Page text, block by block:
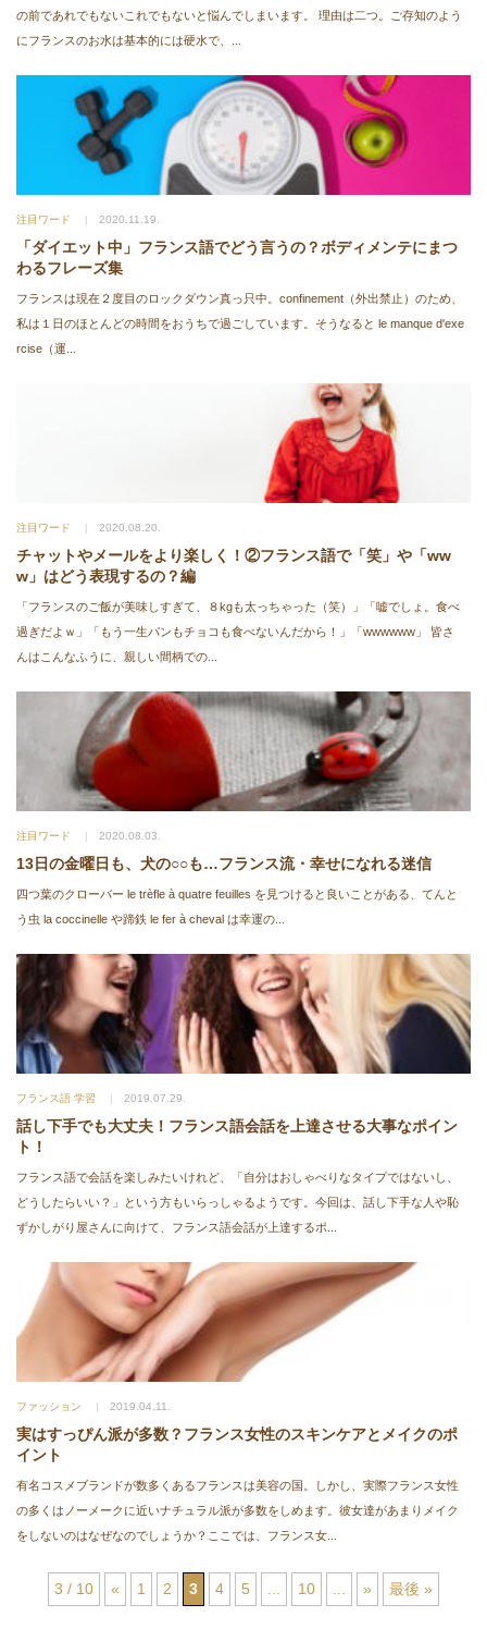
の前であれでもないこれでもないと悩んでしまいます。 理由は二つ。ご存知のよう
にフランスのお水は基本的には硬水で、...
注目ワード 2020.11.19.
「ダイエット中」フランス語でどう言うの？ボディメンテにまつ
わるフレーズ集
フランスは現在２度目のロックダウン真っ只中。confinement（外出禁止）のため、
私は１日のほとんどの時間をおうちで過ごしています。そうなると le manque d'exe
rcise（運...
注目ワード 2020.08.20.
チャットやメールをより楽しく！②フランス語で「笑」や「ww
w」はどう表現するの？編
「フランスのご飯が美味しすぎて、８kgも太っちゃった（笑）」「嘘でしょ。食べ
過ぎだよｗ」「もう一生パンもチョコも食べないんだから！」「wwwwww」 皆さ
んはこんなふうに、親しい間柄での...
注目ワード 2020.08.03.
13日の金曜日も、犬の○○も…フランス流・幸せになれる迷信
四つ葉のクローバー le trèfle à quatre feuilles を見つけると良いことがある、てんと
う虫 la coccinelle や蹄鉄 le fer à cheval は幸運の...
フランス語 学習 2019.07.29.
話し下手でも大丈夫！フランス語会話を上達させる大事なポイン
ト！
フランス語で会話を楽しみたいけれど、「自分はおしゃべりなタイプではないし、
どうしたらいい？」という方もいらっしゃるようです。今回は、話し下手な人や恥
ずかしがり屋さんに向けて、フランス語会話が上達するポ...
ファッション 2019.04.11.
実はすっぴん派が多数？フランス女性のスキンケアとメイクのポ
イント
有名コスメブランドが数多くあるフランスは美容の国。しかし、実際フランス女性
の多くはノーメークに近いナチュラル派が多数をしめます。彼女達があまりメイク
をしないのはなぜなのでしょうか？ここでは、フランス女...
3 / 10 « 1 2 3 4 5 10 » 最後 »